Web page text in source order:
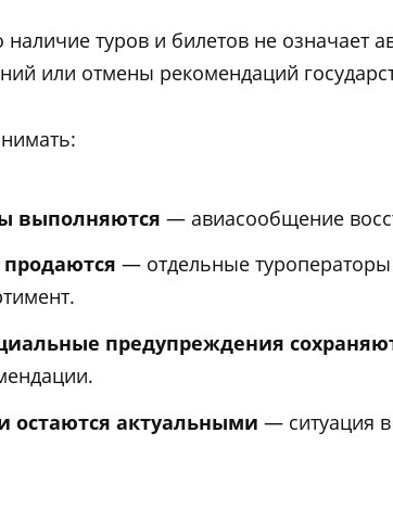
туров и билетов не означает
или отмены рекомендаций
выполняются — авиасообщение
— отдельные
предупреждения
остаются актуальными — ситуация